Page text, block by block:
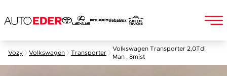
Vozy Volkswagen Transporter
Volkswagen Transporter 2,0Tdi
Man , 8míst
Jméno a příjmení